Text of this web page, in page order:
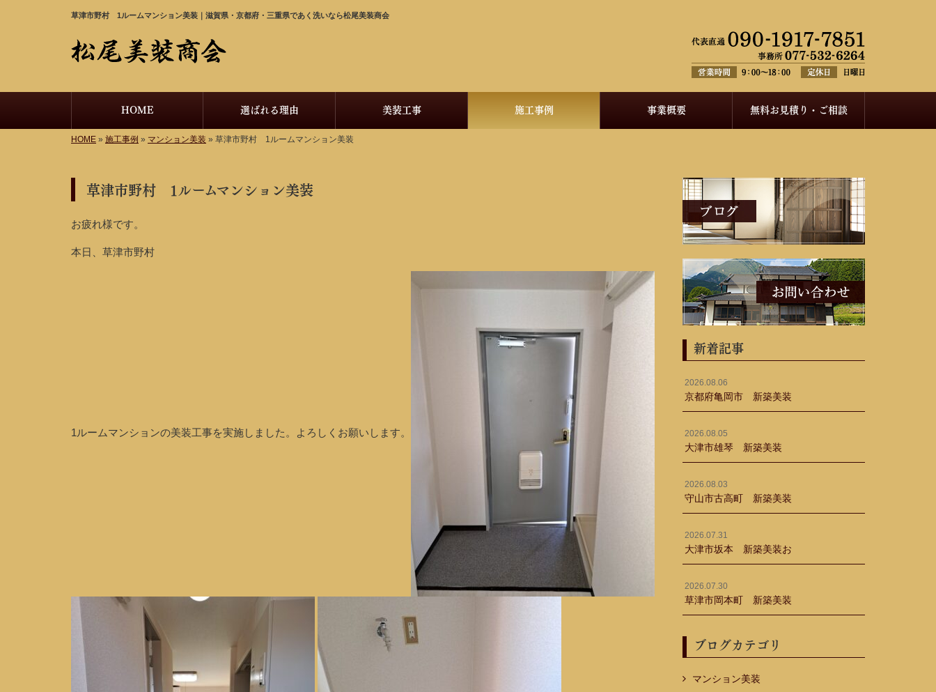
草津市野村 1ルームマンション美装｜滋賀県・京都府・三重県であく洗いなら松尾美装商会
HOME 選ばれる理由 美装工事 施工事例 事業概要 無料お見積り・ご相談
HOME » 施工事例 » マンション美装 » 草津市野村 1ルームマンション美装
草津市野村 1ルームマンション美装
お疲れ様です。
本日、草津市野村
1ルームマンションの美装工事を実施しました。よろしくお願いします。
新着記事
2026.08.06
京都府亀岡市 新築美装
2026.08.05
大津市雄琴 新築美装
2026.08.03
守山市古高町 新築美装
2026.07.31
大津市坂本 新築美装お
2026.07.30
草津市岡本町 新築美装
ブログカテゴリ
マンション美装